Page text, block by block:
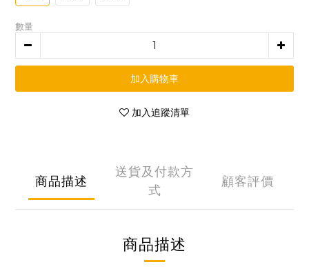
數量
加入購物車
加入追蹤清單
商品描述
送貨及付款方
式
顧客評價
商品描述